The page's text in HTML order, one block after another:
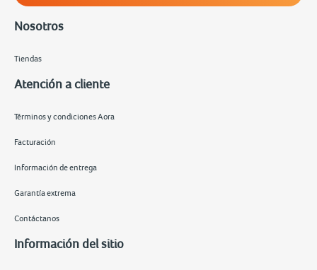
Nosotros
Tiendas
Atención a cliente
Términos y condiciones Aora
Facturación
Información de entrega
Garantía extrema
Contáctanos
Información del sitio